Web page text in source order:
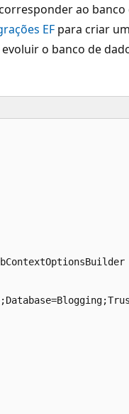
ao banco
EF para criar
o banco de